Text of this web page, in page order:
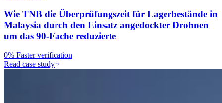
Wie TNB die Überprüfungszeit für Lagerbestände in
Malaysia durch den Einsatz angedockter Drohnen
um das 90-Fache reduzierte
0% Faster verification
Read case study